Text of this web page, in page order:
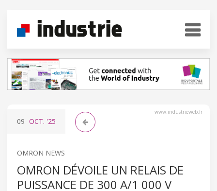
www.industrieweb.fr
09 OCT. '25
OMRON NEWS
OMRON DÉVOILE UN RELAIS DE
PUISSANCE DE 300 A/1 000 V